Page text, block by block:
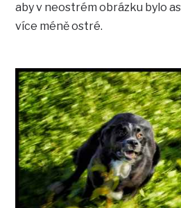
aby v neostrém obrázku bylo
více méně ostré.